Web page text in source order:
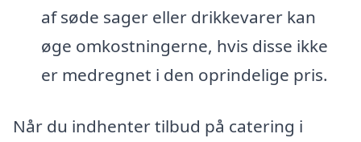
af søde sager eller drikkevarer kan
øge omkostningerne, hvis disse ikke
er medregnet i den oprindelige pris.
Når du indhenter tilbud på catering i